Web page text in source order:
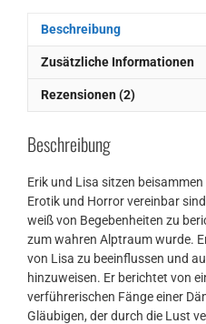
Beschreibung
Zusätzliche Informationen
Rezensionen (2)
Beschreibung
Erik und Lisa sitzen
Erotik und Horror vereinbar
weiß von Begebenheiten zu
zum wahren Alptraum wurde.
von Lisa zu beeinflussen und
hinzuweisen. Er berichtet von
verführerischen Fänge einer
Gläubigen, der durch die Lust